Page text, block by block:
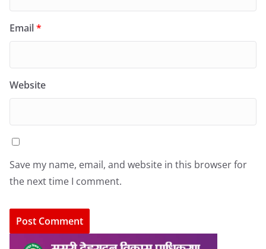
Email*
Website
Save my name, email, and website in this browser for
the next time I comment.